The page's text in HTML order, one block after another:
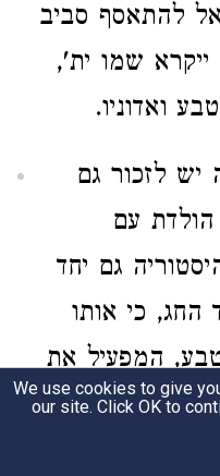
להתאסף סביב
שמו ית',
ואדוניו.
יש לזכור גם
עם
גם יחד
החג, כי אותו
המפעיל את
הוא גם זה
האחראי
We use cookies to give
our site. Click OK to